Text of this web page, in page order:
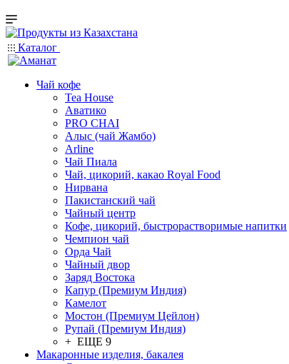
Каталог
Чай кофе
Tea House
Аватико
PRO CHAI
Алыс (чай Жамбо)
Arline
Чай Пиала
Чай, цикорий, какао Royal Food
Нирвана
Пакистанский чай
Чайный центр
Кофе, цикорий, быстрорастворимые напитки
Чемпион чай
Орда Чай
Чайный двор
Заряд Востока
Капур (Премиум Индия)
Камелот
Мостон (Премиум Цейлон)
Рупай (Премиум Индия)
+ ЕЩЕ 9
Макаронные изделия, бакалея